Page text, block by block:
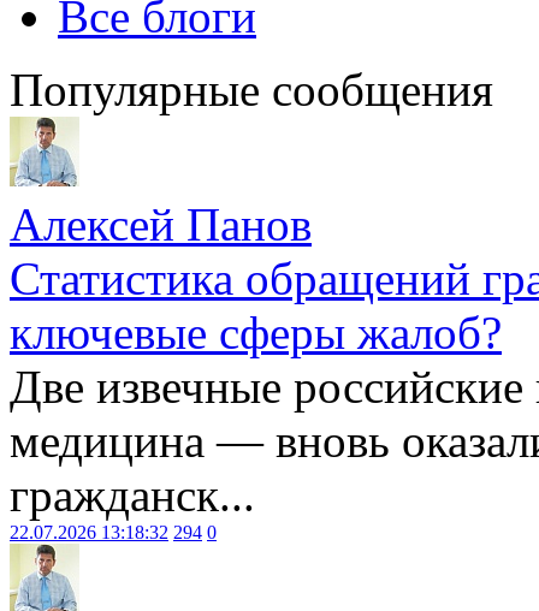
Все блоги
Популярные сообщения
Алексей Панов
Статистика обращений
ключевые сферы жалоб?
Две извечные
медицина — вновь
гражданск...
22.07.2026 13:18:32 294 0